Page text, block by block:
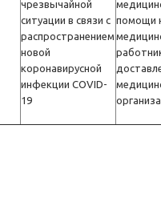
чрезвычайной
ситуации в связи с
распространением
новой
коронавирусной
инфекции COVID-
19
помощи